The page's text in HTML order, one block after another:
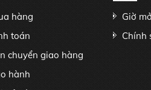
hàng
toán
chuyển giao hàng
hành
Giờ
Chính